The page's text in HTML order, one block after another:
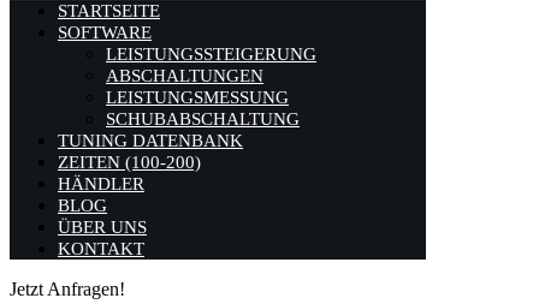
STARTSEITE
SOFTWARE
LEISTUNGSSTEIGERUNG
ABSCHALTUNGEN
LEISTUNGSMESSUNG
SCHUBABSCHALTUNG
TUNING DATENBANK
ZEITEN (100-200)
HÄNDLER
BLOG
ÜBER UNS
KONTAKT
Jetzt Anfragen!